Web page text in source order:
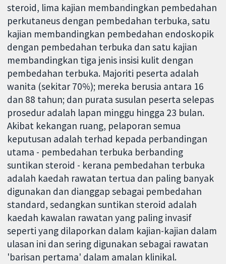
steroid, lima kajian membandingkan pembedahan
perkutaneus dengan pembedahan terbuka, satu
kajian membandingkan pembedahan endoskopik
dengan pembedahan terbuka dan satu kajian
membandingkan tiga jenis insisi kulit dengan
pembedahan terbuka. Majoriti peserta adalah
wanita (sekitar 70%); mereka berusia antara 16
dan 88 tahun; dan purata susulan peserta selepas
prosedur adalah lapan minggu hingga 23 bulan.
Akibat kekangan ruang, pelaporan semua
keputusan adalah terhad kepada perbandingan
utama - pembedahan terbuka berbanding
suntikan steroid - kerana pembedahan terbuka
adalah kaedah rawatan tertua dan paling banyak
digunakan dan dianggap sebagai pembedahan
standard, sedangkan suntikan steroid adalah
kaedah kawalan rawatan yang paling invasif
seperti yang dilaporkan dalam kajian-kajian dalam
ulasan ini dan sering digunakan sebagai rawatan
'barisan pertama' dalam amalan klinikal.